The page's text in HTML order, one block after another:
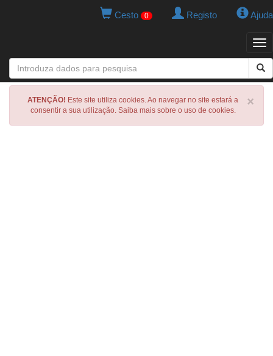
Cesto 0 Registo Ajuda
×
ATENÇÃO! Este site utiliza cookies. Ao navegar no site estará a
consentir a sua utilização. Saiba mais sobre o uso de cookies.